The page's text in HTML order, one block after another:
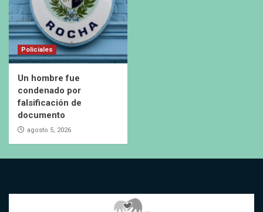
Policiales
Un hombre fue
condenado por
falsificación de
documento
agosto 5, 2026